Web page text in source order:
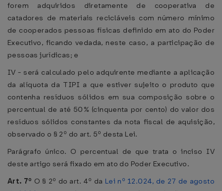
forem adquiridos diretamente de cooperativa de
catadores de materiais recicláveis com número mínimo
de cooperados pessoas físicas definido em ato do Poder
Executivo, ficando vedada, neste caso, a participação de
pessoas jurídicas; e
IV - será calculado pelo adquirente mediante a aplicação
da alíquota da TIPI a que estiver sujeito o produto que
contenha resíduos sólidos em sua composição sobre o
percentual de até 50% (cinquenta por cento) do valor dos
resíduos sólidos constantes da nota fiscal de aquisição,
observado o § 2º do art. 5º desta Lei.
Parágrafo único. O percentual de que trata o inciso IV
deste artigo será fixado em ato do Poder Executivo.
Art. 7º O § 2º do art. 4º da Lei nº 12.024, de 27 de agosto